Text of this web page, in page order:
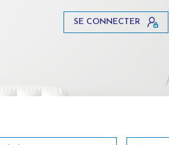
SE CONNECTER